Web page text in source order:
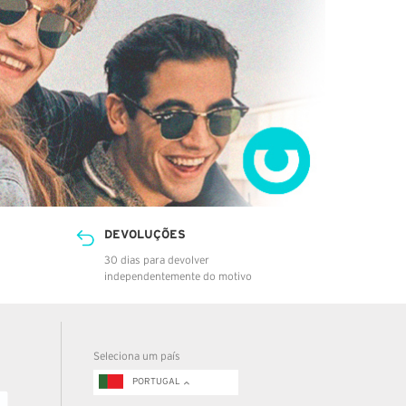
DEVOLUÇÕES
30 dias para devolver
independentemente do motivo
Seleciona um país
PORTUGAL